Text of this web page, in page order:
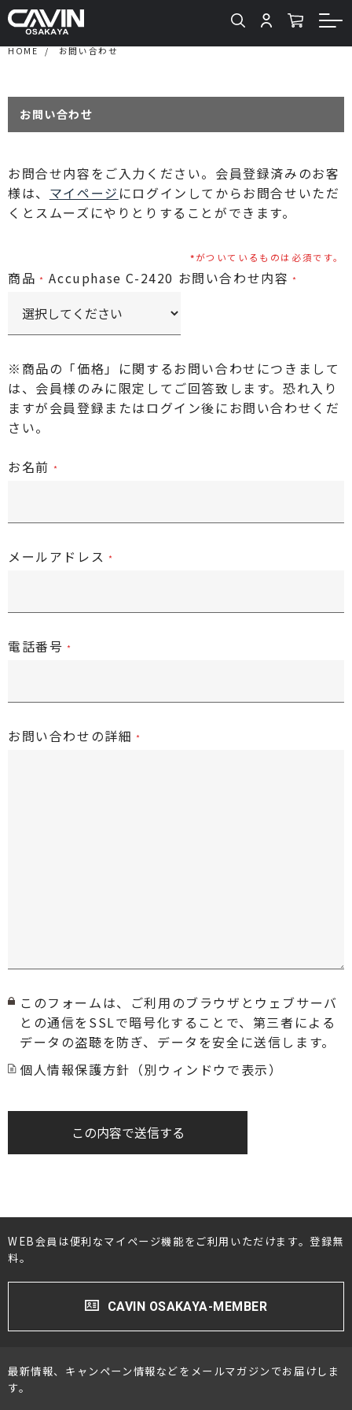
HOME お問い合わせ
お問い合わせ
お問合せ内容をご入力ください。会員登録済みのお客
様は、 マイページ にログインしてからお問合せいただ
くとスムーズにやりとりすることができます。
がついているものは必須です。
商品 Accuphase C-2420 お問い合わせ内容
※商品の「価格」に関するお問い合わせにつきまして
は、会員様のみに限定してご回答致します。恐れ入り
ますが会員登録またはログイン後にお問い合わせくだ
さい。
お名前
メールアドレス
電話番号
お問い合わせの詳細
このフォームは、ご利用のブラウザとウェブサーバ
との通信をSSLで暗号化することで、第三者による
データの盗聴を防ぎ、データを安全に送信します。
個人情報保護方針（別ウィンドウで表示）
この内容で送信する
WEB会員は便利なマイページ機能をご利用いただけます。登録無
料。
CAVIN OSAKAYA-MEMBER
最新情報、キャンペーン情報などをメールマガジンでお届けしま
す。